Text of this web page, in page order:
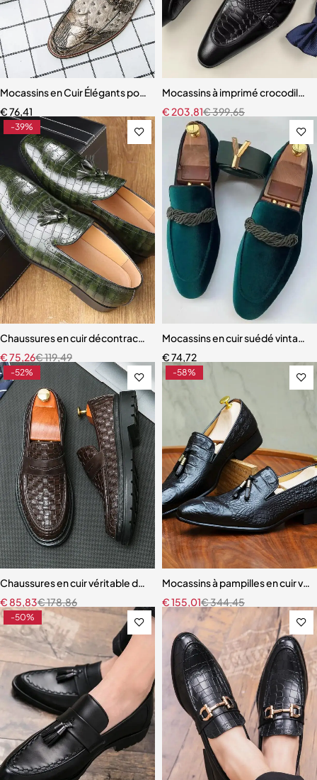
Mocassins en Cuir Élégants pour Homme
€76,41
Mocassins à imprimé crocodile
€399,65
€203,81
-39%
Chaussures en cuir décontractées vintage de style japonais pour
€119,49
€75,26
Mocassins en cuir suédé vintage
€74,72
-52%
Chaussures en cuir véritable de style britannique pour hommes
€178,86
€ 85,83
-58%
Mocassins à pampilles en cuir
€344,45
€155,01
-50%